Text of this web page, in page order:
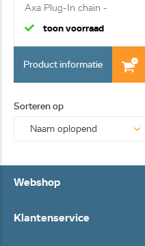
Axa Plug-In chain -
Ø5,5mm schake...
toon voorraad
Product informatie
Sorteren op
Webshop
Klantenservice